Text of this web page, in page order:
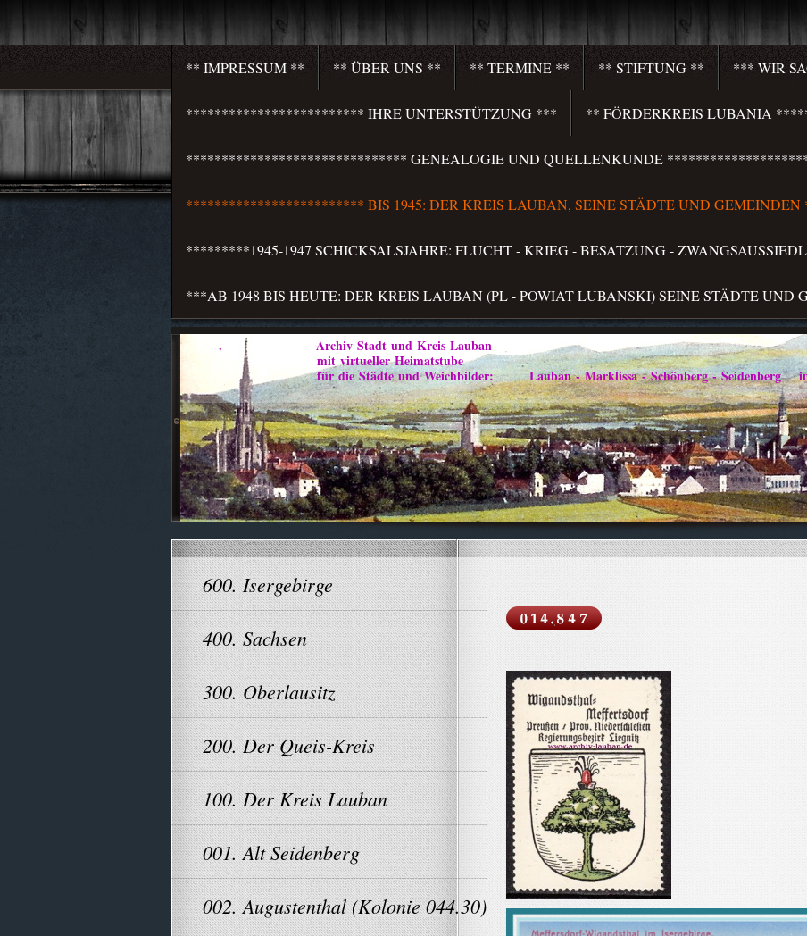
** IMPRESSUM ** ** ÜBER UNS ** ** TERMINE ** ** STIFTUNG ** *** WIR
************************* IHRE UNTERSTÜTZUNG *** ** FÖRDERKREIS LUBANIA
******************************* GENEALOGIE UND QUELLENKUNDE
************************* BIS 1945: DER KREIS LAUBAN, SEINE STÄDTE UND
*********1945-1947 SCHICKSALSJAHRE: FLUCHT - KRIEG - BESATZUNG -
***AB 1948 BIS HEUTE: DER KREIS LAUBAN (PL - POWIAT LUBANSKI) SEINE STÄDTE UND
. Archiv Stadt und Kreis Lauban
mit virtueller Heimatstube
für die Städte und Weichbilder: Lauban - Marklissa - Schönberg - Seidenberg im
600. Isergebirge
400. Sachsen
300. Oberlausitz
200. Der Queis-Kreis
100. Der Kreis Lauban
001. Alt Seidenberg
002. Augustenthal (Kolonie 044.30)